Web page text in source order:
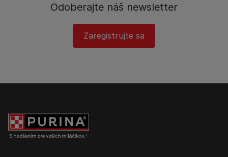
Odoberajte náš newsletter
Zaregistrujte sa